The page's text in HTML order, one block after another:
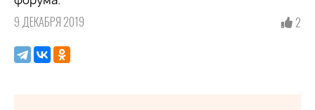
9 ДЕКАБРЯ 2019 2